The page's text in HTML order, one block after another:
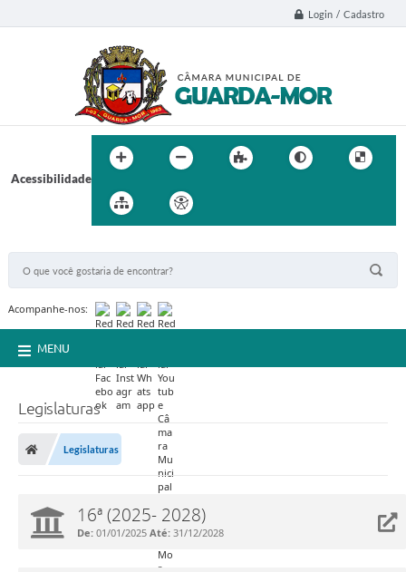
Login / Cadastro
Acessibilidade
Acompanhe-nos:
MENU
Legislaturas
Legislaturas
16ª (2025- 2028)
De: 01/01/2025 Até: 31/12/2028